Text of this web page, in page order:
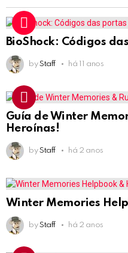
BioShock: Códigos
by Staff há 11 anos
Guía de Winter
Heroínas!
by Staff há 2 anos
Winter Memories
by Staff há 2 anos